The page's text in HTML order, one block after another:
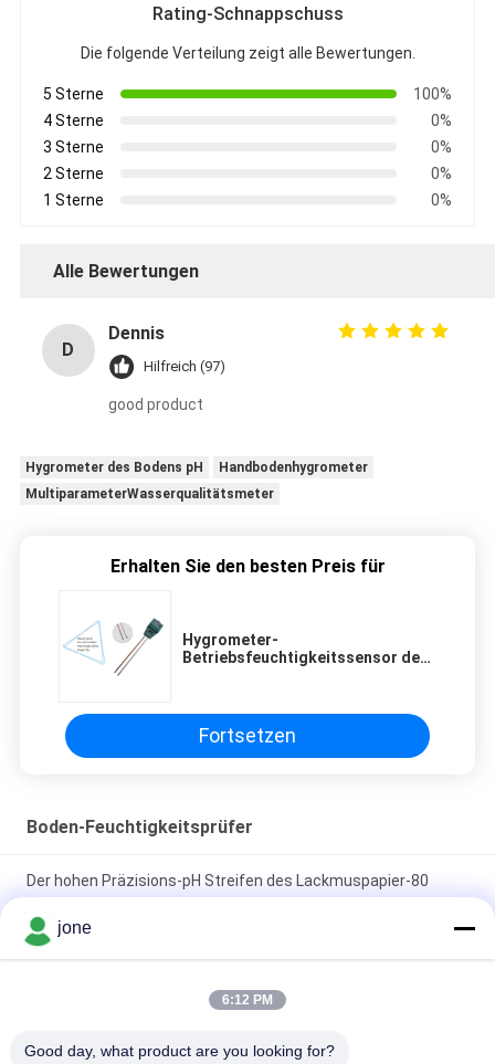
Rating-Schnappschuss
Die folgende Verteilung zeigt alle Bewertungen.
5 Sterne
100%
4 Sterne
0%
3 Sterne
0%
2 Sterne
0%
1 Sterne
0%
Alle Bewertungen
D
Dennis
Hilfreich (97)
good product
Hygrometer des Bodens pH
Handbodenhygrometer
MultiparameterWasserqualitätsmeter
Erhalten Sie den besten Preis für
Hygrometer-
Betriebsfeuchtigkeitssensor des
Fortsetzen
Boden-Feuchtigkeitsprüfer
Der hohen Präzisions-pH Streifen des Lackmuspapier-80
ZigBee 3-in-1 Smart Soil Sensor für Temperaturfeuchtigkeit
MD-2G Digital für Holzstaub, Getreide, praktischer Mais
jone
6:12 PM
Good day, what product are you looking for?